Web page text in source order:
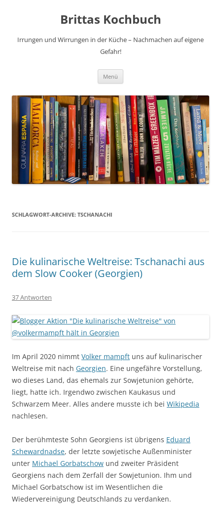
Brittas Kochbuch
Irrungen und Wirrungen in der Küche – Nachmachen auf eigene
Gefahr!
Menü
SCHLAGWORT-ARCHIVE: TSCHANACHI
Die kulinarische Weltreise: Tschanachi aus
dem Slow Cooker (Georgien)
37 Antworten
Im April 2020 nimmt Volker mampft uns auf kulinarischer
Weltreise mit nach Georgien. Eine ungefähre Vorstellung,
wo dieses Land, das ehemals zur Sowjetunion gehörte,
liegt, hatte ich. Irgendwo zwischen Kaukasus und
Schwarzem Meer. Alles andere musste ich bei Wikipedia
nachlesen.
Der berühmteste Sohn Georgiens ist übrigens Eduard
Schewardnadse, der letzte sowjetische Außenminister
unter Michael Gorbatschow und zweiter Präsident
Georgiens nach dem Zerfall der Sowjetunion. Ihm und
Michael Gorbatschow ist im Wesentlichen die
Wiedervereinigung Deutschlands zu verdanken.